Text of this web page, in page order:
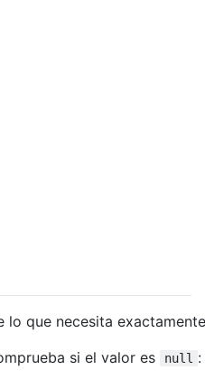
lo que necesita
si el valor es null :